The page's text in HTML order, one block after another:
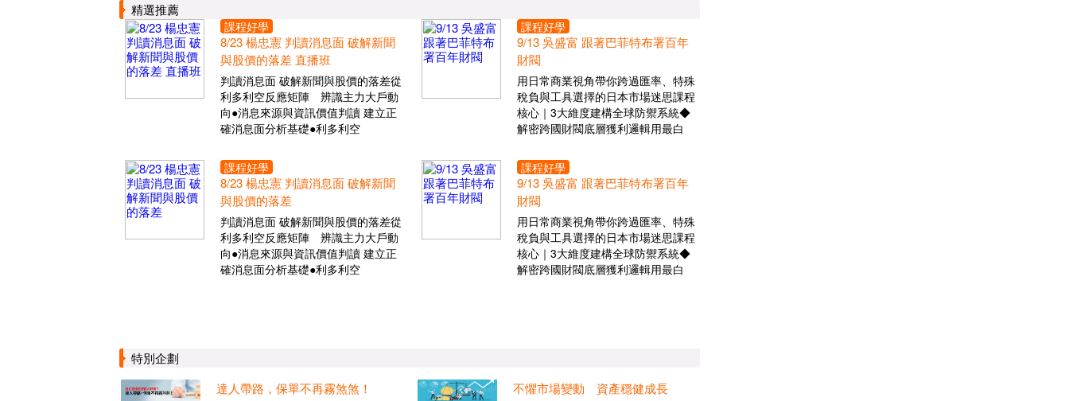
精選推薦
課程好學
8/23 楊忠憲 判讀消息面 破解新聞
與股價的落差 直播班
判讀消息面 破解新聞與股價的落差從
利多利空反應矩陣 辨識主力大戶動
向●消息來源與資訊價值判讀 建立正
確消息面分析基礎●利多利空
課程好學
9/13 吳盛富 跟著巴菲特布署百年
財閥
用日常商業視角帶你跨過匯率、特殊
稅負與工具選擇的日本市場迷思課程
核心｜3大維度建構全球防禦系統◆
解密跨國財閥底層獲利邏輯用最白
課程好學
8/23 楊忠憲 判讀消息面 破解新聞
與股價的落差
判讀消息面 破解新聞與股價的落差從
利多利空反應矩陣 辨識主力大戶動
向●消息來源與資訊價值判讀 建立正
確消息面分析基礎●利多利空
課程好學
9/13 吳盛富 跟著巴菲特布署百年
財閥
用日常商業視角帶你跨過匯率、特殊
稅負與工具選擇的日本市場迷思課程
核心｜3大維度建構全球防禦系統◆
解密跨國財閥底層獲利邏輯用最白
特別企劃
達人帶路，保單不再霧煞煞！
不懼市場變動 資產穩健成長